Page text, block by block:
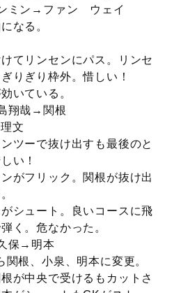
ミン→ファン ウェイ
なる。
てリンセンにパス。リンセ
りぎり枠外。惜しい！
いている。
翔哉→関根
文
ツーで抜け出すも最後のと
い！
がフリック。関根が抜け出
シュート。良いコースに飛
く。危なかった。
保→明本
関根、小泉、明本に変更。
が中央で受けるもカットさ